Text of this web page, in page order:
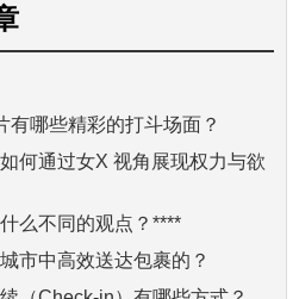
有哪些精彩的打斗场面？
何通过女X 视角展现权力与欲
么不同的观点？****
市中高效送达包裹的？